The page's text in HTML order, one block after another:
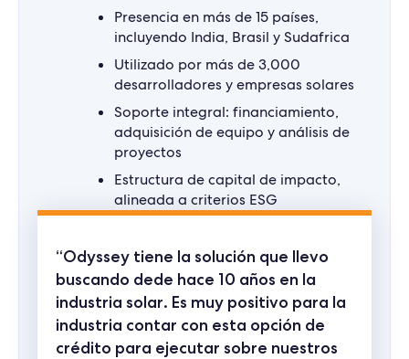
Presencia en más de 15 países,
incluyendo India, Brasil y Sudafrica
Utilizado por más de 3,000
desarrolladores y empresas solares
Soporte integral: financiamiento,
adquisición de equipo y análisis de
proyectos
Estructura de capital de impacto,
alineada a criterios ESG
“Odyssey tiene la solución que llevo
buscando dede hace 10 años en la
industria solar. Es muy positivo para la
industria contar con esta opción de
crédito para ejecutar sobre nuestros